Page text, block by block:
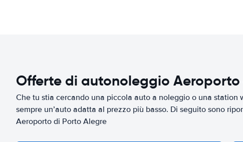
Offerte di autonoleggio
Che tu stia cercando una piccola auto a noleggio o una
sempre un’auto adatta al prezzo più basso. Di seguito sono
Aeroporto di Porto Alegre